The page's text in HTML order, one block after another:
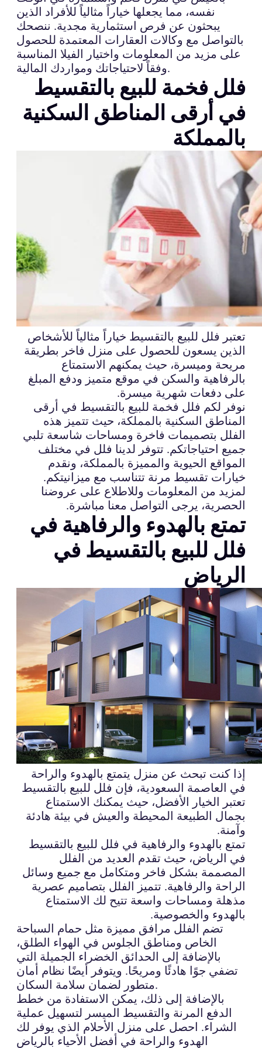
نفسه، مما يجعلها خياراً مثالياً للأفراد الذين
يبحثون عن فرص استثمارية مجدية. ننصحك
بالتواصل مع وكالات العقارات المعتمدة للحصول
على مزيد من المعلومات واختيار الفيلا المناسبة
وفقاً لاحتياجاتك ومواردك المالية.
فلل فخمة للبيع بالتقسيط
في أرقى المناطق السكنية
بالمملكة
تعتبر فلل للبيع بالتقسيط خياراً مثالياً للأشخاص
الذين يسعون للحصول على منزل فاخر بطريقة
مريحة وميسرة، حيث يمكنهم الاستمتاع
بالرفاهية والسكن في موقع متميز ودفع المبلغ
على دفعات شهرية ميسرة.
نوفر لكم فلل فخمة للبيع بالتقسيط في أرقى
المناطق السكنية بالمملكة، حيث تتميز هذه
الفلل بتصميمات فاخرة ومساحات شاسعة تلبي
جميع احتياجاتكم. تتوفر لدينا فلل في مختلف
المواقع الحيوية والمميزة بالمملكة، ونقدم
خيارات تقسيط مرنة تتناسب مع ميزانيتكم.
لمزيد من المعلومات وللاطلاع على عروضنا
الحصرية، يرجى التواصل معنا مباشرة.
تمتع بالهدوء والرفاهية في
فلل للبيع بالتقسيط في
الرياض
إذا كنت تبحث عن منزل يتمتع بالهدوء والراحة
في العاصمة السعودية، فإن فلل للبيع بالتقسيط
تعتبر الخيار الأفضل، حيث يمكنك الاستمتاع
بجمال الطبيعة المحيطة والعيش في بيئة هادئة
وآمنة.
تمتع بالهدوء والرفاهية في فلل للبيع بالتقسيط
في الرياض، حيث تقدم العديد من الفلل
المصممة بشكل فاخر ومتكامل مع جميع وسائل
الراحة والرفاهية. تتميز الفلل بتصاميم عصرية
مذهلة ومساحات واسعة تتيح لك الاستمتاع
بالهدوء والخصوصية.
تضم الفلل مرافق مميزة مثل حمام السباحة
الخاص ومناطق الجلوس في الهواء الطلق،
بالإضافة إلى الحدائق الخضراء الجميلة التي
تضفي جوًا هادئًا ومريحًا. ويتوفر أيضًا نظام أمان
متطور لضمان سلامة السكان.
بالإضافة إلى ذلك، يمكن الاستفادة من خطط
الدفع المرنة والتقسيط الميسر لتسهيل عملية
الشراء. احصل على منزل الأحلام الذي يوفر لك
الهدوء والراحة في أفضل الأحياء بالرياض